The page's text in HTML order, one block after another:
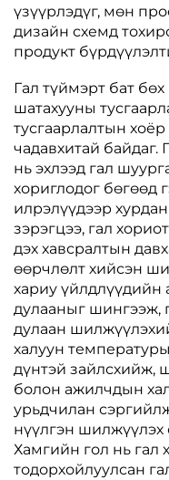
үзүүрлэдүг, мөн
дизайн схемд
продукт
Гал түймэрт бат
шатахууны
тусгаарлалтын
чадавхитай байдаг.
нь эхлээд гал
хориглодог бөгөөд
илрэлүүдээр
зэрэгцээ, гал
дэх хавсралтын
өөрчлөлт хийсэн
хариу үйлдлүүдийн
дулааныг шингээж,
дулаан
халуун
дүнтэй зайлсхийж,
болон ажилчдын
урьдчилан
нүүлгэн
Хамгийн гол нь гал
тодорхойлуулсан